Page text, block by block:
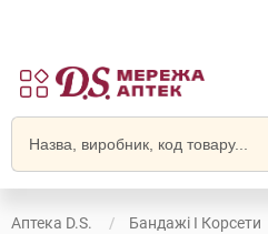
Аптека D.S.
Бандажі І Корсети